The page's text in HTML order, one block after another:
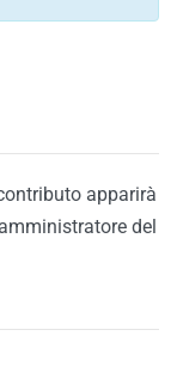
apparirà
del